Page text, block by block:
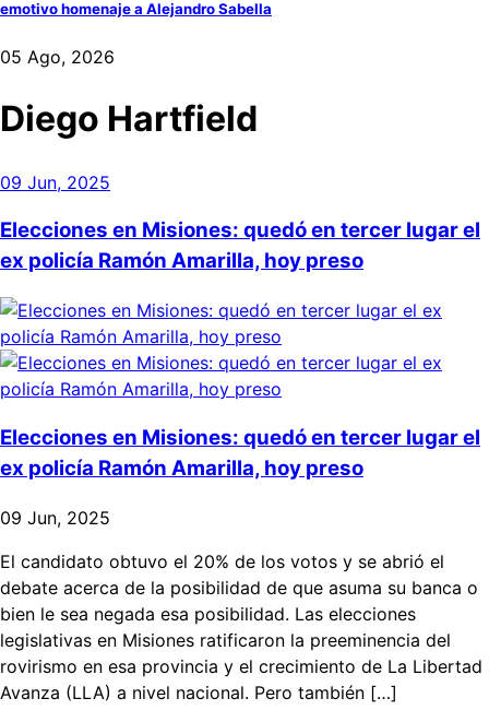
emotivo homenaje a Alejandro Sabella
05 Ago, 2026
Diego Hartfield
09 Jun, 2025
Elecciones en Misiones: quedó en tercer lugar el
ex policía Ramón Amarilla, hoy preso
Elecciones en Misiones: quedó en tercer lugar el
ex policía Ramón Amarilla, hoy preso
09 Jun, 2025
El candidato obtuvo el 20% de los votos y se abrió el
debate acerca de la posibilidad de que asuma su banca o
bien le sea negada esa posibilidad. Las elecciones
legislativas en Misiones ratificaron la preeminencia del
rovirismo en esa provincia y el crecimiento de La Libertad
Avanza (LLA) a nivel nacional. Pero también […]